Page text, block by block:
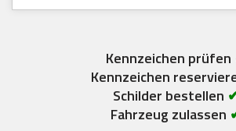
Kennzeichen prüfen
Kennzeichen
Schilder bestellen
Fahrzeug zulassen